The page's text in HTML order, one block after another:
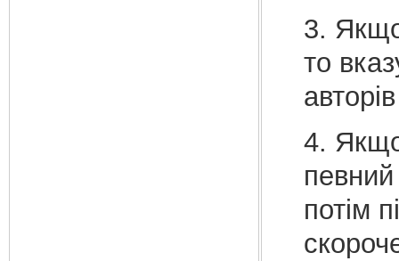
3.
то
4.
потім